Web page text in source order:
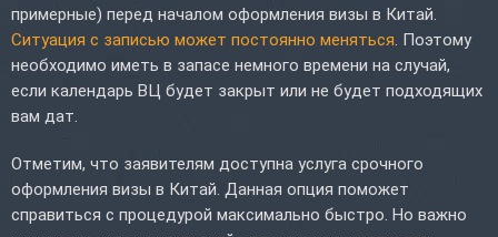
примерные) перед началом оформления визы в Китай.
Ситуация с записью может постоянно меняться. Поэтому
необходимо иметь в запасе немного времени на случай,
если календарь ВЦ будет закрыт или не будет подходящих
вам дат.
Отметим, что заявителям доступна услуга срочного
оформления визы в Китай. Данная опция поможет
справиться с процедурой максимально быстро. Но важно